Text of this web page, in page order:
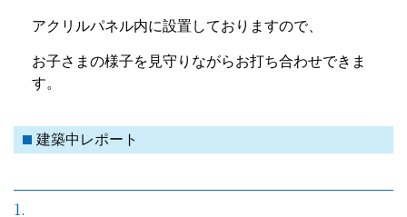
アクリルパネル内に設置しておりますので、
お子さまの様子を見守りながらお打ち合わせできま
す。
建築中レポート
1.